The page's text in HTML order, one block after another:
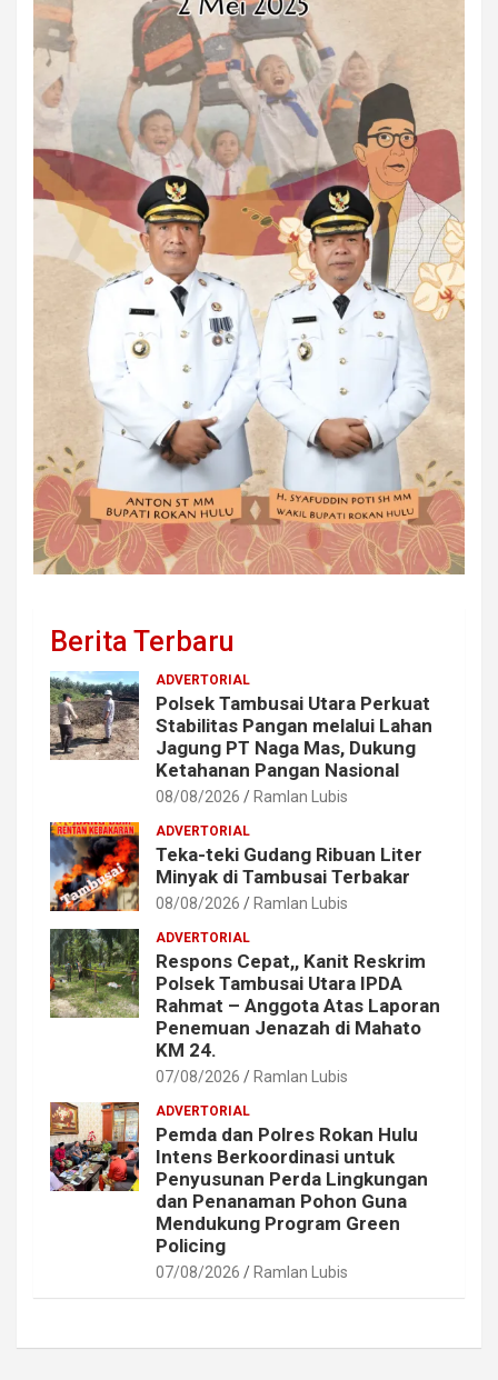
Berita Terbaru
ADVERTORIAL
Polsek Tambusai Utara Perkuat
Stabilitas Pangan melalui Lahan
Jagung PT Naga Mas, Dukung
Ketahanan Pangan Nasional
08/08/2026 Ramlan Lubis
ADVERTORIAL
Teka-teki Gudang Ribuan Liter
Minyak di Tambusai Terbakar
08/08/2026 Ramlan Lubis
ADVERTORIAL
Respons Cepat,, Kanit Reskrim
Polsek Tambusai Utara IPDA
Rahmat – Anggota Atas Laporan
Penemuan Jenazah di Mahato
KM 24.
07/08/2026 Ramlan Lubis
ADVERTORIAL
Pemda dan Polres Rokan Hulu
Intens Berkoordinasi untuk
Penyusunan Perda Lingkungan
dan Penanaman Pohon Guna
Mendukung Program Green
Policing
07/08/2026 Ramlan Lubis